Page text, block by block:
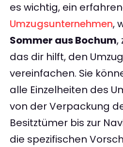
es wichtig, ein
Umzugsunternehmen,
Sommer aus Bochum,
das dir hilft, den
vereinfachen. Sie
alle Einzelheiten des
von der Verpackung
Besitztümer bis zur
die spezifischen